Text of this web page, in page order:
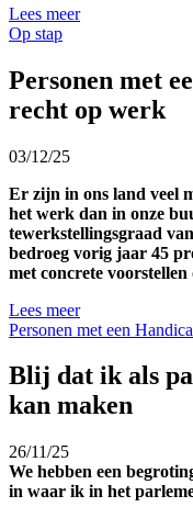
Lees meer
Op stap
Personen met
recht op werk
03/12/25
Er zijn in ons land veel
het werk dan in onze
tewerkstellingsgraad
bedroeg vorig jaar 45
met concrete
Lees meer
Personen met een
Blij dat ik als
kan maken
26/11/25
We hebben een
in waar ik in het